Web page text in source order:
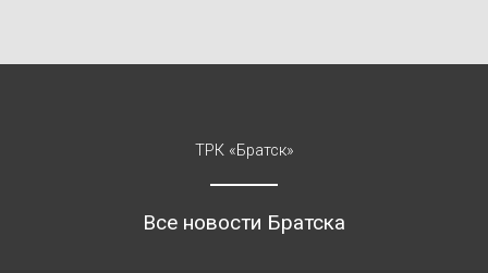
ТРК «Братск»
Все новости Братска